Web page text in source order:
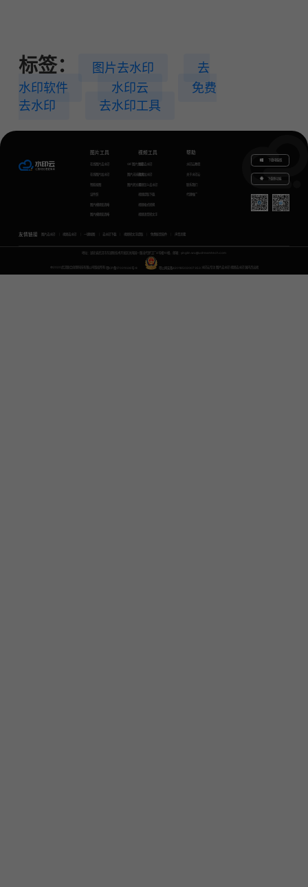
标签： 图片去水印
去
水印软件
水印云
免费
去水印
去水印工具
图片工具
在线图片去水印
在线图片加水印
智能抠图
证件照
图片模糊变清晰
图片模糊变清晰
GIF图片生成
图片无损放大
图片转文字
视频工具
视频去水印
视频加水印
视频怎么去水印
视频提取下载
视频格式转换
视频语音转文字
帮助
水印云教程
关于水印云
联系我们
代理推广
下载电脑版
下载移动端
友情链接 图片去水印 视频去水印 一键抠图 去水印下载 视频转文字提取 免费配音软件 声音克隆
地址：湖北省武汉市东湖新技术开发区关南园一路当代梦工厂4号楼10楼，邮箱：yinglin.wu@udreamtech.com
©2020武汉联合创想科技有限公司版权所有 鄂ICP备17031026号-8 鄂公网安备42018502007353 水印云专注 图片去水印 视频去水印 国内杰出者